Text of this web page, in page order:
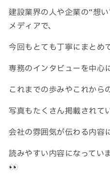
福利厚生
募集要項・応募フォーム
お問い合わせ
サイトマップ
お電話での
TEL.092-
建設業界の人や企業の“想
メディアで、
今回もとても丁寧にまとめ
専務のインタビューを中心に
これまでの歩みやこれから
写真もたくさん掲載されてい
会社の雰囲気が伝わる内容
読みやすい内容になってい
👀